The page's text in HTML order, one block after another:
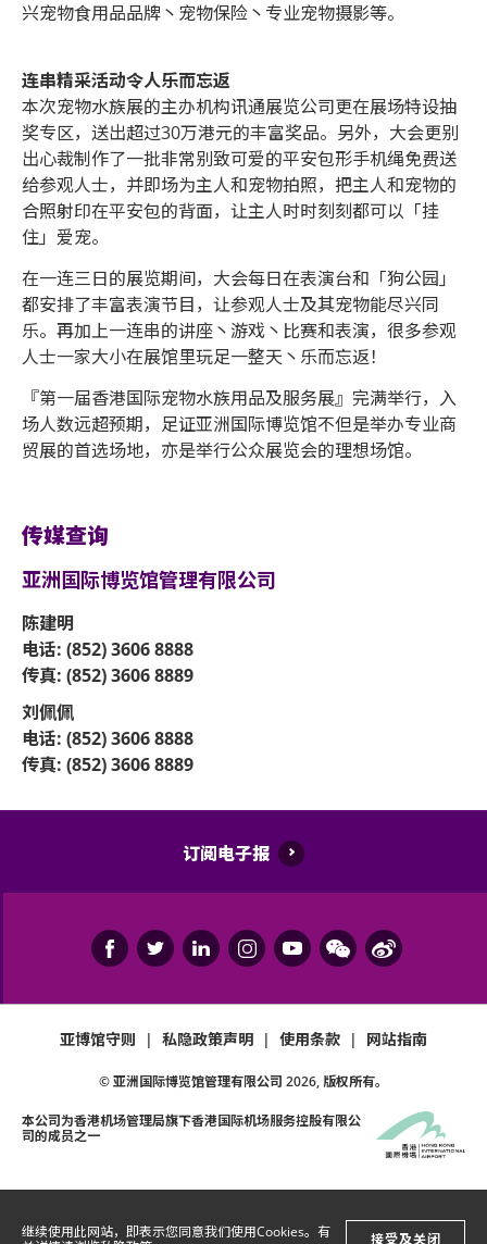
继续使用此网站，即表示您同意我们使用Cookies。有
接受及关闭
兴宠物食用品品牌丶宠物保险丶专业宠物摄影等。
连串精采活动令人乐而忘返
本次宠物水族展的主办机构讯通展览公司更在展场特设抽
奖专区，送出超过30万港元的丰富奖品。另外，大会更别
出心裁制作了一批非常别致可爱的平安包形手机绳免费送
给参观人士，并即场为主人和宠物拍照，把主人和宠物的
合照射印在平安包的背面，让主人时时刻刻都可以「挂
住」爱宠。
在一连三日的展览期间，大会每日在表演台和「狗公园」
都安排了丰富表演节目，让参观人士及其宠物能尽兴同
乐。再加上一连串的讲座丶游戏丶比赛和表演，很多参观
人士一家大小在展馆里玩足一整天丶乐而忘返！
『第一届香港国际宠物水族用品及服务展』完满举行，入
场人数远超预期，足证亚洲国际博览馆不但是举办专业商
贸展的首选场地，亦是举行公众展览会的理想场馆。
传媒查询
亚洲国际博览馆管理有限公司
陈建明
电话: (852) 3606 8888
传真: (852) 3606 8889
刘佩佩
电话: (852) 3606 8888
传真: (852) 3606 8889
订阅电子报
亚博馆守则 | 私隐政策声明 | 使用条款 | 网站指南
© 亚洲国际博览馆管理有限公司 2026, 版权所有。
本公司为香港机场管理局旗下香港国际机场服务控股有限公
司的成员之一